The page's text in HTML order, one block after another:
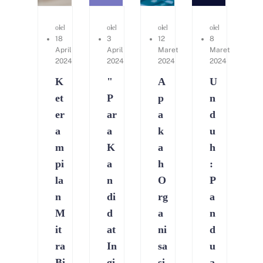
oleh
18
April
2024
K
et
er
a
m
pi
la
n
M
it
ra
oleh
Kerry Consulting
3
April
2024
"
P
ar
a
K
a
n
di
d
at
In
oleh
Sherry Zerh
12
Maret
2024
A
p
a
k
a
h
O
rg
a
ni
sa
oleh
8
Maret
2024
U
n
d
u
h
:
P
a
n
d
u